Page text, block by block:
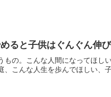
ると子供はぐんぐん伸
の。こんな人間になってほし
こんな人生を歩んでほしい、